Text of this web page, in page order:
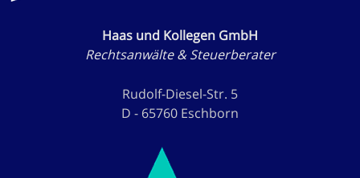
Haas und Kollegen GmbH
Rechtsanwälte & Steuerberater
Rudolf-Diesel-Str. 5
D - 65760 Eschborn